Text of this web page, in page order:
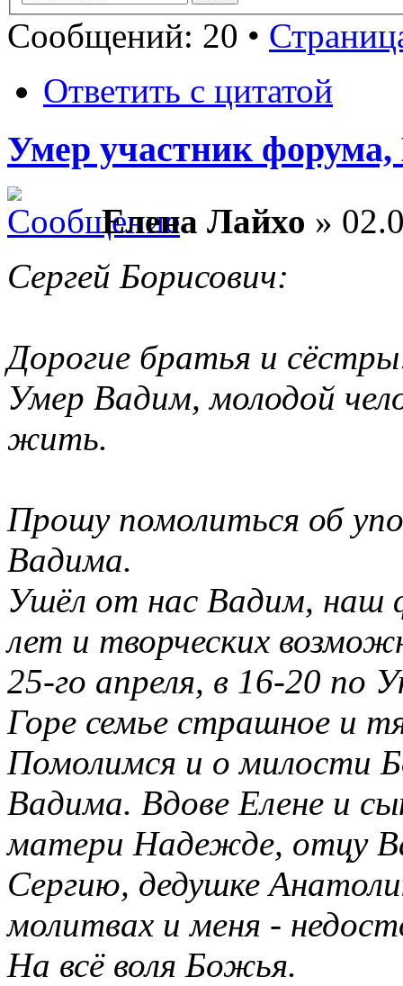
Сообщений: 20 •
Ответить с цитатой
Умер участник
Елена Лайхо »
Сергей Борисович:
Дорогие братья и
Умер Вадим, молодой
жить.
Прошу помолиться об
Вадима.
Ушёл от нас Вадим, наш
лет и творческих
25-го апреля, в 16-20 по
Горе семье страшное и
Помолимся и о милости
Вадима. Вдове Елене и
матери Надежде, отцу
Сергию, дедушке
молитвах и меня -
На всё воля Божья.